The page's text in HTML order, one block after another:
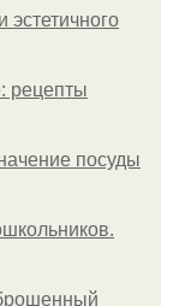
рецепты
посуды